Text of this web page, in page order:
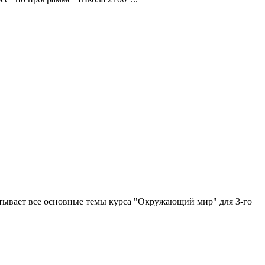
все основные темы курса "Окружающий мир" для 3-го